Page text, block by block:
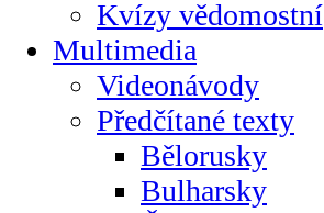
Kvízy vědomostní
Multimedia
Videonávody
Předčítané texty
Bělorusky
Bulharsky